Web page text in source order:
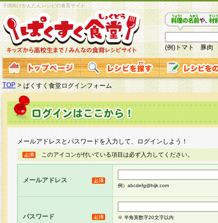
子供向けかんたんレシピの食育サイト
(例)トマト 豚肉
TOP > ぱくすく食堂ログインフォーム
メールアドレスとパスワードを入力して、ログインしよう！
このアイコンが付いている項目は必ず入力してください。
メールアドレス
例）abcdefg@hijk.com
パスワード ※ 半角英数字20文字以内